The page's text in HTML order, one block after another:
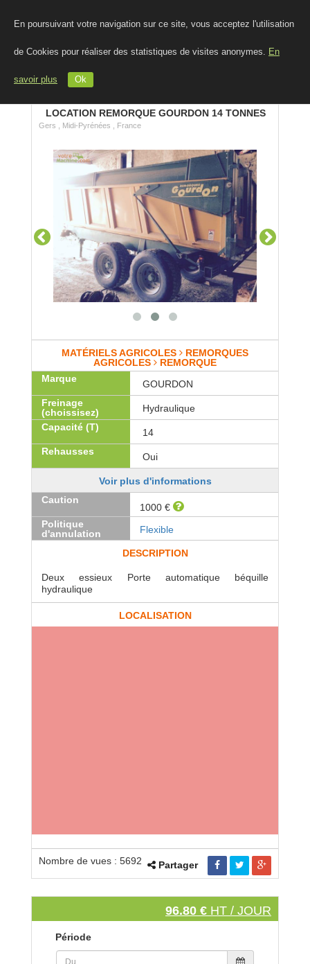
En poursuivant votre navigation sur ce site, vous acceptez l'utilisation
de Cookies pour réaliser des statistiques de visites anonymes. En
savoir plus Ok
LOCATION REMORQUE GOURDON 14 TONNES
Gers , Midi-Pyrénées , France
MATÉRIELS AGRICOLES
REMORQUES
AGRICOLES
REMORQUE
Marque
GOURDON
Freinage
(choissisez)
Hydraulique
Capacité (T)
14
Rehausses
Oui
Voir plus d'informations
Caution
1000 €
Politique
d'annulation
Flexible
DESCRIPTION
Deux essieux Porte automatique béquille
hydraulique
LOCALISATION
Nombre de vues : 5692 Partager
96.80 € HT / JOUR
Période